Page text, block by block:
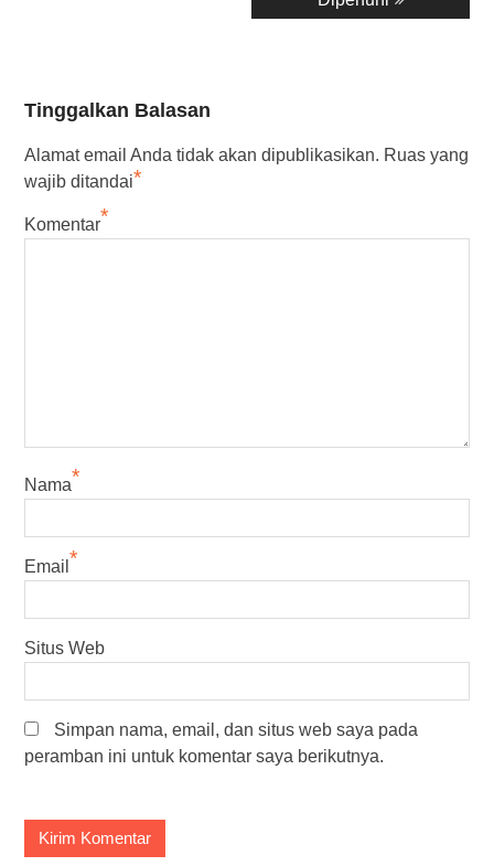
Tinggalkan Balasan
Alamat email Anda tidak akan dipublikasikan. Ruas yang
wajib ditandai*
Komentar*
Nama*
Email *
Situs Web
Simpan nama, email, dan situs web saya pada
peramban ini untuk komentar saya berikutnya.